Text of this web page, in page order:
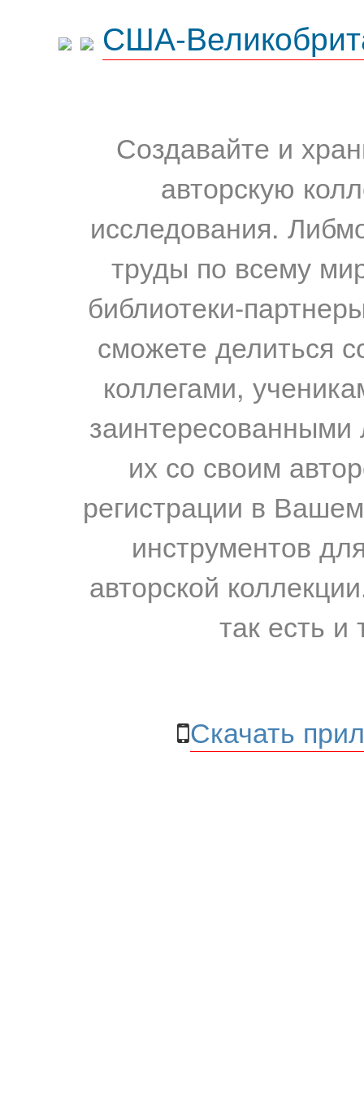
США-
Создавайте и
авторскую
исследования.
труды по всему
библиотеки-
сможете делиться
коллегами,
их со своим
регистрации в
инструментов
авторской
так есть и
Скачать